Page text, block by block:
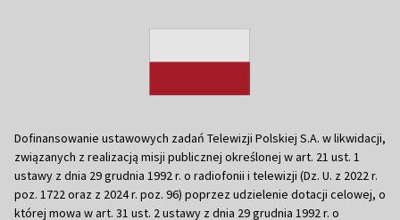
Dofinansowanie ustawowych zadań Telewizji Polskiej S.A. w likwidacji,
związanych z realizacją misji publicznej określonej w art. 21 ust. 1
ustawy z dnia 29 grudnia 1992 r. o radiofonii i telewizji (Dz. U. z 2022 r.
poz. 1722 oraz z 2024 r. poz. 96) poprzez udzielenie dotacji celowej, o
której mowa w art. 31 ust. 2 ustawy z dnia 29 grudnia 1992 r. o